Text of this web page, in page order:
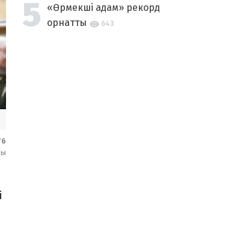
«Өрмекші адам» рекорд
орнатты
643